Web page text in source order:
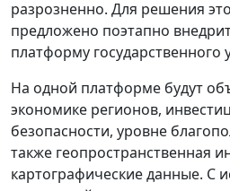
разрозненно. Для решения
предложено поэтапно
платформу государственного
На одной платформе будут
экономике регионов,
безопасности, уровне
также геопространственная
картографические данные. С